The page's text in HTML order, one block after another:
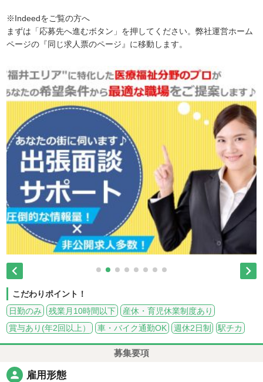
※Indeedをご覧の方へ
まずは「応募先へ進むボタン」を押してください。弊社運営ホーム
ページの『同じ求人票のページ』に移動します。
 
こだわりポイント！
日勤のみ
残業月10時間以下
産休・育児休業制度あり
賞与あり(年2回以上）
車・バイク通勤OK 週休2日制 駅チカ
募集要項
person 雇用形態